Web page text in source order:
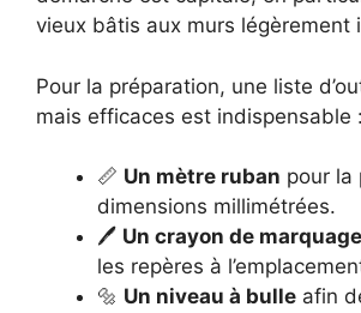
vieux bâtis aux murs légèrement
Pour la préparation, une liste
mais efficaces est indispensable :
📏 Un mètre ruban pour la
dimensions millimétrées.
🖊️ Un crayon de marquage
les repères à
🔩 Un niveau à bulle afin